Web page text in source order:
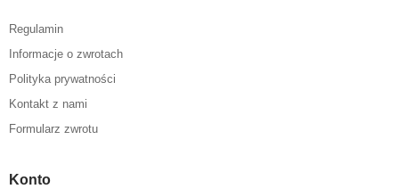
Regulamin
Informacje o zwrotach
Polityka prywatności
Kontakt z nami
Formularz zwrotu
Konto